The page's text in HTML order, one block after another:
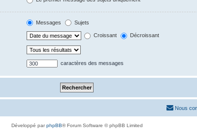
Messages Sujets
Croissant Décroissant
caractères des messages
Nous
Développé parphpBB® Forum Software © phpBB Limited